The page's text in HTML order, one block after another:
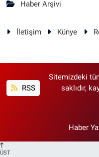
Haber Arşivi
İletişim Künye
RSS
Sitemizdeki
saklıdır,
Haber
ÜST